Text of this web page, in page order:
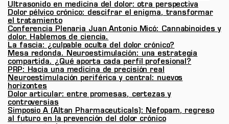
Ultrasonido en medicina del dolor: otra perspectiva
Dolor pélvico crónico: descifrar el enigma, transformar
el tratamiento
Conferencia Plenaria Juan Antonio Micó: Cannabinoides y
dolor. Hablemos de ciencia.
La fascia: ¿culpable oculta del dolor crónico?
Mesa redonda. Neuroestimulación: una estrategia
compartida. ¿Qué aporta cada perfil profesional?
PRP: Hacia una medicina de precisión real
Neuroestimulación periférica y central: nuevos
horizontes
Dolor articular: entre promesas, certezas y
controversias
Simposio A (Altan Pharmaceuticals): Nefopam, regreso
al futuro en la prevención del dolor crónico